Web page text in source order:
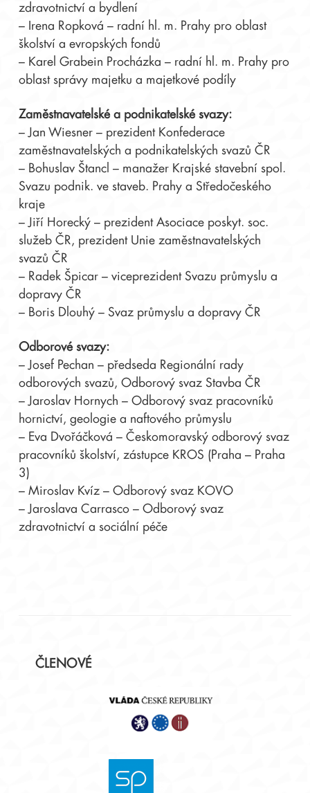
zdravotnictví a bydlení
– Irena Ropková – radní hl. m. Prahy pro oblast
školství a evropských fondů
– Karel Grabein Procházka – radní hl. m. Prahy pro
oblast správy majetku a majetkové podíly
Zaměstnavatelské a podnikatelské svazy:
– Jan Wiesner – prezident Konfederace
zaměstnavatelských a podnikatelských svazů ČR
– Bohuslav Štancl – manažer Krajské stavební spol.
Svazu podnik. ve staveb. Prahy a Středočeského
kraje
– Jiří Horecký – prezident Asociace poskyt. soc.
služeb ČR, prezident Unie zaměstnavatelských
svazů ČR
– Radek Špicar – viceprezident Svazu průmyslu a
dopravy ČR
– Boris Dlouhý – Svaz průmyslu a dopravy ČR
Odborové svazy:
– Josef Pechan – předseda Regionální rady
odborových svazů, Odborový svaz Stavba ČR
– Jaroslav Hornych – Odborový svaz pracovníků
hornictví, geologie a naftového průmyslu
– Eva Dvořáčková – Českomoravský odborový svaz
pracovníků školství, zástupce KROS (Praha – Praha
3)
– Miroslav Kvíz – Odborový svaz KOVO
– Jaroslava Carrasco – Odborový svaz
zdravotnictví a sociální péče
ČLENOVÉ